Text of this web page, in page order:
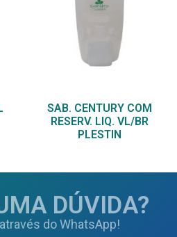
SAB. CENTURY COM
RESERV. LIQ. VL/BR
PLESTIN
DÚVIDA?
do WhatsApp!